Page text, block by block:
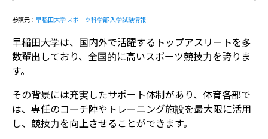
参照元： 早稲田大学 スポーツ科学部 入学試験情報
早稲田大学は、国内外で活躍するトップアスリートを多
数輩出しており、全国的に高いスポーツ競技力を誇りま
す。
その背景には充実したサポート体制があり、体育各部で
は、専任のコーチ陣やトレーニング施設を最大限に活用
し、競技力を向上させることができます。